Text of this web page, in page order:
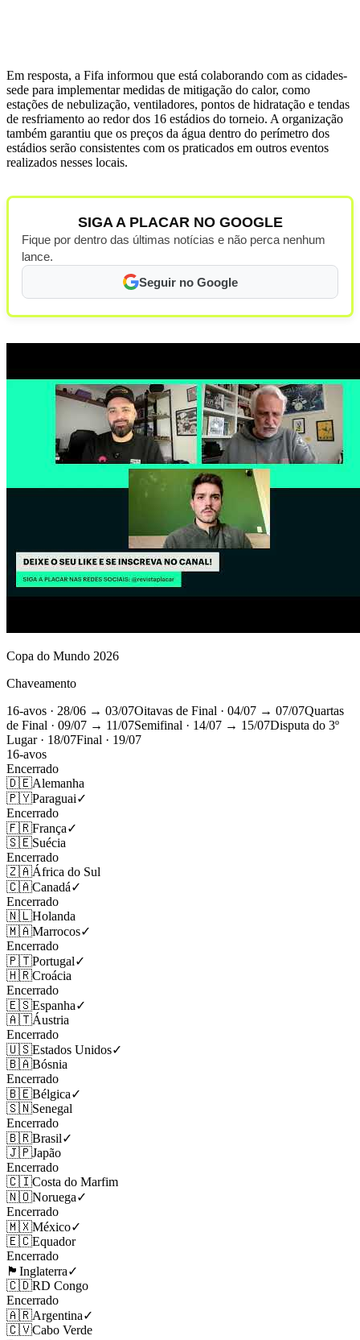
Em resposta, a Fifa informou que está colaborando com as cidades-
sede para implementar medidas de mitigação do calor, como
estações de nebulização, ventiladores, pontos de hidratação e tendas
de resfriamento ao redor dos 16 estádios do torneio. A organização
também garantiu que os preços da água dentro do perímetro dos
estádios serão consistentes com os praticados em outros eventos
realizados nesses locais.
SIGA A PLACAR NO GOOGLE
Fique por dentro das últimas notícias e não perca nenhum
lance.
Seguir no Google
Copa do Mundo 2026
Chaveamento
16-avos · 28/06 → 03/07Oitavas de Final · 04/07 → 07/07Quartas
de Final · 09/07 → 11/07Semifinal · 14/07 → 15/07Disputa do 3º
Lugar· 18/07Final · 19/07
16-avos
Encerrado
🇩🇪Alemanha
🇵🇾Paraguai✓
Encerrado
🇫🇷França✓
🇸🇪Suécia
Encerrado
🇿🇦África do Sul
🇨🇦Canadá✓
Encerrado
🇳🇱Holanda
🇲🇦Marrocos✓
Encerrado
🇵🇹Portugal✓
🇭🇷Croácia
Encerrado
🇪🇸Espanha✓
🇦🇹Áustria
Encerrado
🇺🇸Estados Unidos✓
🇧🇦Bósnia
Encerrado
🇧🇪Bélgica✓
🇸🇳Senegal
Encerrado
🇧🇷Brasil✓
🇯🇵Japão
Encerrado
🇨🇮Costa do Marfim
🇳🇴Noruega✓
Encerrado
🇲🇽México✓
🇪🇨Equador
Encerrado
🏴󠁧󠁢󠁥󠁮󠁧󠁿 Inglaterra✓
🇨🇩RD Congo
Encerrado
🇦🇷Argentina✓
🇨🇻Cabo Verde